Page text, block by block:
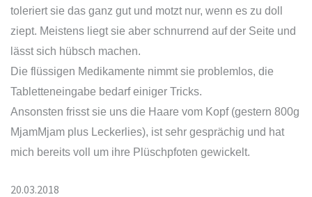
toleriert sie das ganz gut und motzt nur, wenn es zu doll
ziept. Meistens liegt sie aber schnurrend auf der Seite und
lässt sich hübsch machen.
Die flüssigen Medikamente nimmt sie problemlos, die
Tabletteneingabe bedarf einiger Tricks.
Ansonsten frisst sie uns die Haare vom Kopf (gestern 800g
MjamMjam plus Leckerlies), ist sehr gesprächig und hat
mich bereits voll um ihre Plüschpfoten gewickelt.
20.03.2018